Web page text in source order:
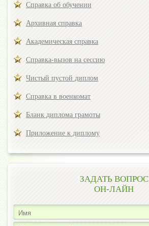
Справка об обучении
Архивная справка
Академическая справка
Справка-вызов на сессию
Чистый пустой диплом
Справка в военкомат
Бланк диплома грамоты
Приложение к диплому
ЗАДАТЬ ВОПРОС
ОН-ЛАЙН